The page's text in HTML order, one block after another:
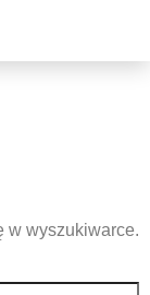
w wyszukiwarce.